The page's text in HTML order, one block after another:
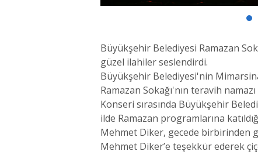
Büyükşehir Belediyesi Ramazan
güzel ilahiler seslendirdi.
Büyükşehir Belediyesi'nin
Ramazan Sokağı'nın teravih
Konseri sırasında Büyükşehir
ilde Ramazan programlarına
Mehmet Diker, gecede birbirinden
Mehmet Diker’e teşekkür ederek